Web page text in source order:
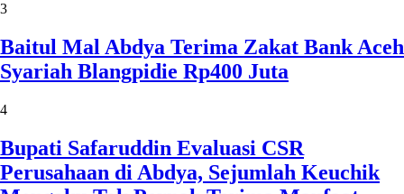
3
Baitul Mal Abdya Terima Zakat Bank Aceh
Syariah Blangpidie Rp400 Juta
4
Bupati Safaruddin Evaluasi CSR
Perusahaan di Abdya, Sejumlah Keuchik